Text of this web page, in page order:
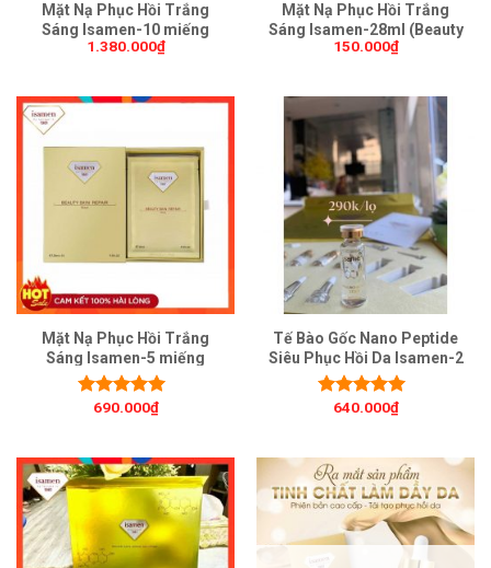
Mặt Nạ Phục Hồi Trắng
Sáng Isamen-10 miếng
(Beauty Skin Repair Mask)
1.380.000₫
Mặt Nạ Phục Hồi Trắng
Sáng Isamen-28ml (Beauty
Skin Repair Mask)
150.000₫
Mặt Nạ Phục Hồi Trắng
Sáng Isamen-5 miếng
(Beauty Skin Repair Mask)
Được xếp
690.000₫
Tế Bào Gốc Nano Peptide
Siêu Phục Hồi Da Isamen-2
lọ (Repair-Anti-Aging-
Solution)
Được xếp
640.000₫